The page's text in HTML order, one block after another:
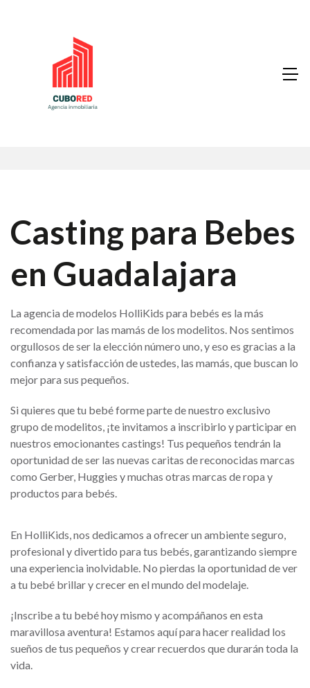
Casting para Bebes
en Guadalajara
La agencia de modelos HolliKids para bebés es la más
recomendada por las mamás de los modelitos. Nos sentimos
orgullosos de ser la elección número uno, y eso es gracias a la
confianza y satisfacción de ustedes, las mamás, que buscan lo
mejor para sus pequeños.
Si quieres que tu bebé forme parte de nuestro exclusivo
grupo de modelitos, ¡te invitamos a inscribirlo y participar en
nuestros emocionantes castings! Tus pequeños tendrán la
oportunidad de ser las nuevas caritas de reconocidas marcas
como Gerber, Huggies y muchas otras marcas de ropa y
productos para bebés.
En HolliKids, nos dedicamos a ofrecer un ambiente seguro,
profesional y divertido para tus bebés, garantizando siempre
una experiencia inolvidable. No pierdas la oportunidad de ver
a tu bebé brillar y crecer en el mundo del modelaje.
¡Inscribe a tu bebé hoy mismo y acompáñanos en esta
maravillosa aventura! Estamos aquí para hacer realidad los
sueños de tus pequeños y crear recuerdos que durarán toda la
vida.